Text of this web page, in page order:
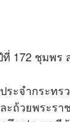
ที่ 172 ชุมพร
ะจำกระทร
ะถ้วยพระร